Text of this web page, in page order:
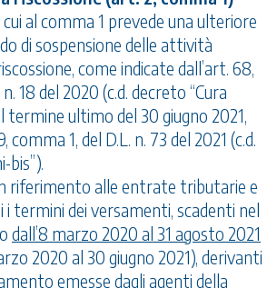
cui al comma 1 prevede una ulteriore
di sospensione delle attività
come indicate dall’art. 68,
18 del 2020 (c.d. decreto “Cura
termine ultimo del 30 giugno 2021,
comma 1, del D.L. n. 73 del 2021 (c.d.
bis”).
riferimento alle entrate tributarie e
i termini dei versamenti, scadenti nel
dall’8 marzo 2020 al 31 agosto 2021
2020 al 30 giugno 2021), derivanti
emesse dagli agenti della